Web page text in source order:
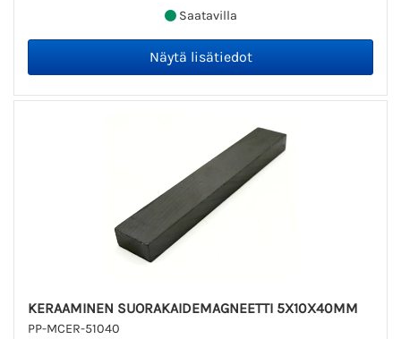
Saatavilla
KERAAMINEN SUORAKAIDEMAGNEETTI 5X10X40MM
PP-MCER-51040